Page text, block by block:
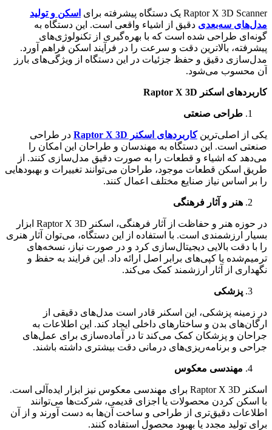
Raptor X 3D Scanner یک دستگاه پیشرفته برای
اسکن و تولید
مدل‌های سه‌بعدی دقیق از اشیاء واقعی است. این دستگاه به
گونه‌ای طراحی شده است که با بهره‌گیری از تکنولوژی‌های
پیشرفته، بالاترین دقت و سرعت را در فرآیند اسکن فراهم آورد.
مدل‌سازی دقیق و حفظ جزئیات در این دستگاه از ویژگی‌های بارز
آن محسوب می‌شود.
کاربردهای اسکنر
طراحی صنعتی
یکی از اصلی‌ترینکاربردهای اسکنر Raptor X 3D
در طراحی
صنعتی است. این دستگاه به مهندسان و طراحان این امکان را
می‌دهد که اشیاء و قطعات را به صورت دقیق مدل‌سازی کنند. از
طریق اسکن قطعات موجود، طراحان می‌توانند تغییرات و بهبودهایی
را بر اساس نیاز صنایع مختلف اعمال کنند.
هنر و آثار فرهنگی
در حوزه هنر و حفاظت از آثار فرهنگی، اسکنر Raptor X 3D ابزار
بسیار ارزشمندی است. با استفاده از این دستگاه، می‌توان آثار هنری
را با دقت بالایی دیجیتال‌سازی کرد و در صورت نیاز، نسخه‌های
ترمیم‌شده یا کپی‌های برابر اصل ارائه داد. این فرایند به حفظ و
نگهداری از آثار ارزشمند کمک می‌کند.
پزشکی
در زمینه پزشکی، این اسکنر قادر است مدل‌های دقیقی از
ارگان‌های بدن و ساختارهای داخلی ایجاد کند. این اطلاعات به
جراحان و پزشکان کمک می‌کند تا در آماده‌سازی برای عمل‌های
جراحی و برنامه‌ریزی‌های درمانی دقت بیشتری داشته باشند.
مهندسی معکوس
اسکنر Raptor X 3D برای مهندسی معکوس نیز ابزار ایده‌آلی است.
با اسکن کردن محصولات یا اجزای قدیمی، شرکت‌ها می‌توانند
اطلاعات دقیق‌تری از طراحی و ساخت آن‌ها به دست آورند و از آن
برای تولید مجدد یا بهبود محصول استفاده کنند.